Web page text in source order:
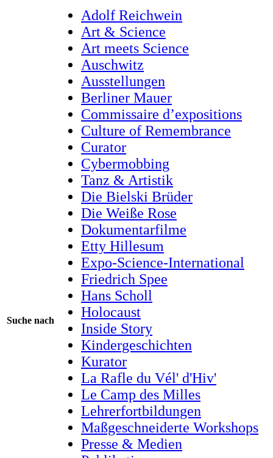
Suche nach
Adolf Reichwein
Art & Science
Art meets Science
Auschwitz
Ausstellungen
Berliner Mauer
Commissaire d’expositions
Culture of Remembrance
Curator
Cybermobbing
Tanz & Artistik
Die Bielski Brüder
Die Weiße Rose
Dokumentarfilme
Etty Hillesum
Expo-Science-International
Friedrich Spee
Hans Scholl
Holocaust
Inside Story
Kindergeschichten
Kurator
La Rafle du Vél' d'Hiv'
Le Camp des Milles
Lehrerfortbildungen
Maßgeschneiderte Workshops
Presse & Medien